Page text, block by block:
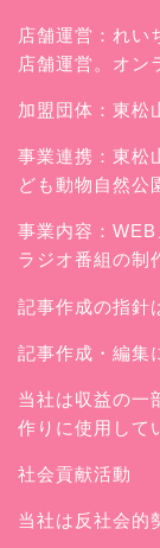
店舗運営： れい
店舗運営。オン
加盟団体：東松
事業連携：東松
ども動物自然公
事業内容：
ラジオ番組の制
記事作成の指針
記事作成・編集
当社は収益の一
作りに使用して
社会貢献活動
当社は反社会的